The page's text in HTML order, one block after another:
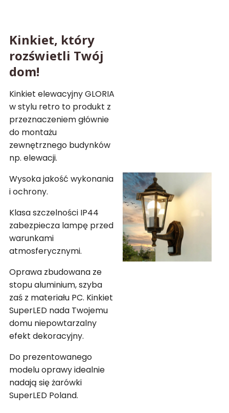
Kinkiet, który
rozświetli Twój
dom!
Kinkiet elewacyjny GLORIA
w stylu retro to produkt z
przeznaczeniem głównie
do montażu
zewnętrznego budynków
np. elewacji.
Wysoka jakość wykonania
i ochrony.
Klasa szczelności IP44
zabezpiecza lampę przed
warunkami
atmosferycznymi.
Oprawa zbudowana ze
stopu aluminium, szyba
zaś z materiału PC. Kinkiet
SuperLED nada Twojemu
domu niepowtarzalny
efekt dekoracyjny.
Do prezentowanego
modelu oprawy idealnie
nadają się żarówki
SuperLED Poland.